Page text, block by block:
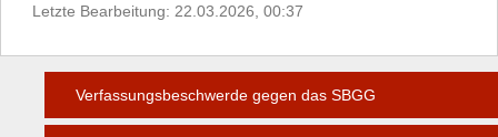
Letzte Bearbeitung: 22.03.2026, 00:37
Verfassungsbeschwerde gegen das SBGG